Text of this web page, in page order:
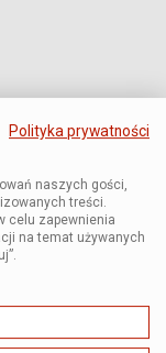
Polityka prywatności
naszych gości,
treści.
celu zapewnienia
na temat używanych